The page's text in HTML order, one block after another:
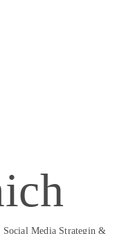
Media Strategin &